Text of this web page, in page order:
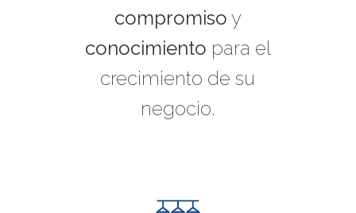
compromiso y
conocimiento para el
crecimiento de su
negocio.